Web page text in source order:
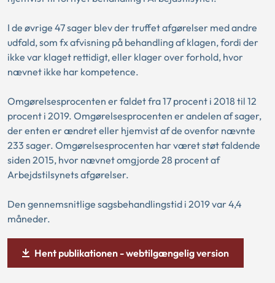
I de øvrige 47 sager blev der truffet afgørelser med andre
udfald, som fx afvisning på behandling af klagen, fordi der
ikke var klaget rettidigt, eller klager over forhold, hvor
nævnet ikke har kompetence.
Omgørelsesprocenten er faldet fra 17 procent i 2018 til 12
procent i 2019. Omgørelsesprocenten er andelen af sager,
der enten er ændret eller hjemvist af de ovenfor nævnte
233 sager. Omgørelsesprocenten har været støt faldende
siden 2015, hvor nævnet omgjorde 28 procent af
Arbejdstilsynets afgørelser.
Den gennemsnitlige sagsbehandlingstid i 2019 var 4,4
måneder.
Hent publikationen - webtilgængelig version